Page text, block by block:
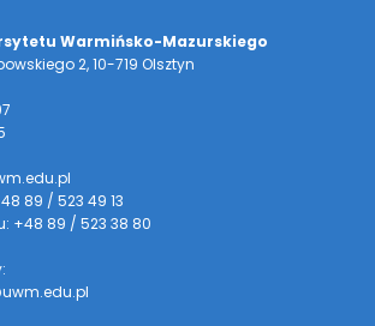
Warmińsko-Mazurskiego
2, 10-719 Olsztyn
89 / 523 49 13
+48 89 / 523 38 80